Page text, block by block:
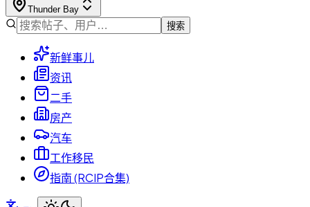
Thunder Bay
搜索
新鲜事儿
资讯
二手
房产
汽车
工作移民
指南 (RCIP合集)